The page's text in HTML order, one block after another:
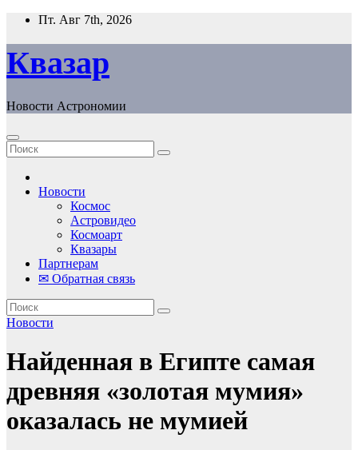
Перейти
содержанию
Пт. Авг 7th, 2026
Квазар
Новости Астрономии
Новости
Космос
Астровидео
Космоарт
Квазары
Партнерам
✉ Обратная связь
Новости
Найденная в Египте самая
древняя «золотая мумия»
оказалась не мумией